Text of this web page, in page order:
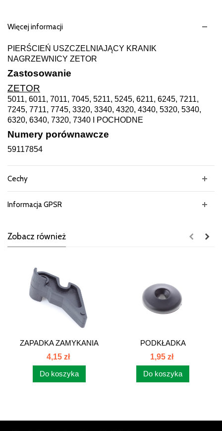
Więcej informacji
PIERŚCIEŃ USZCZELNIAJĄCY KRANIK
NAGRZEWNICY ZETOR
Zastosowanie
ZETOR
5011, 6011, 7011, 7045, 5211, 5245, 6211, 6245, 7211,
7245, 7711, 7745, 3320, 3340, 4320, 4340, 5320, 5340,
6320, 6340, 7320, 7340 I POCHODNE
Numery porównawcze
59117854
Cechy
Informacja GPSR
Zobacz również
ZAPADKA ZAMYKANIA
TYLNEJ SZYBY...
4,15 zł
Do koszyka
PODKŁADKA
PLASTIKOWA ZAPADKI...
1,95 zł
Do koszyka